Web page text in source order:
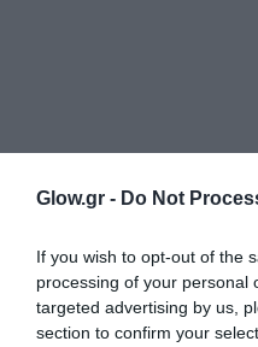
Glow.gr - Do Not
If you wish to opt-out of the
processing of your personal
targeted advertising by us,
section to confirm your